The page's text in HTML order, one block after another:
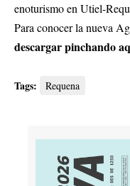
enoturismo en Utiel-
Para conocer la nueva
descargar pinchando
Tags: Requena